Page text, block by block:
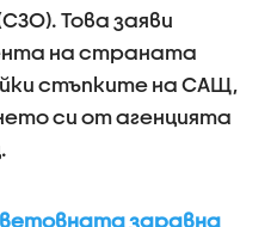
Това заяви
на страната
стъпките на САЩ,
си от агенцията
здравна